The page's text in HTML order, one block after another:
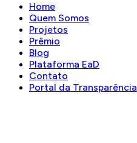
Home
Quem Somos
Projetos
Prêmio
Blog
Plataforma EaD
Contato
Portal da Transparência